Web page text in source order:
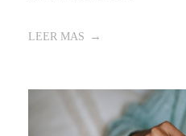
LEER MAS